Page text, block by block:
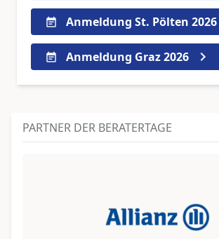
Anmeldung St. Pölten 2026
Anmeldung Graz 2026
PARTNER DER BERATERTAGE